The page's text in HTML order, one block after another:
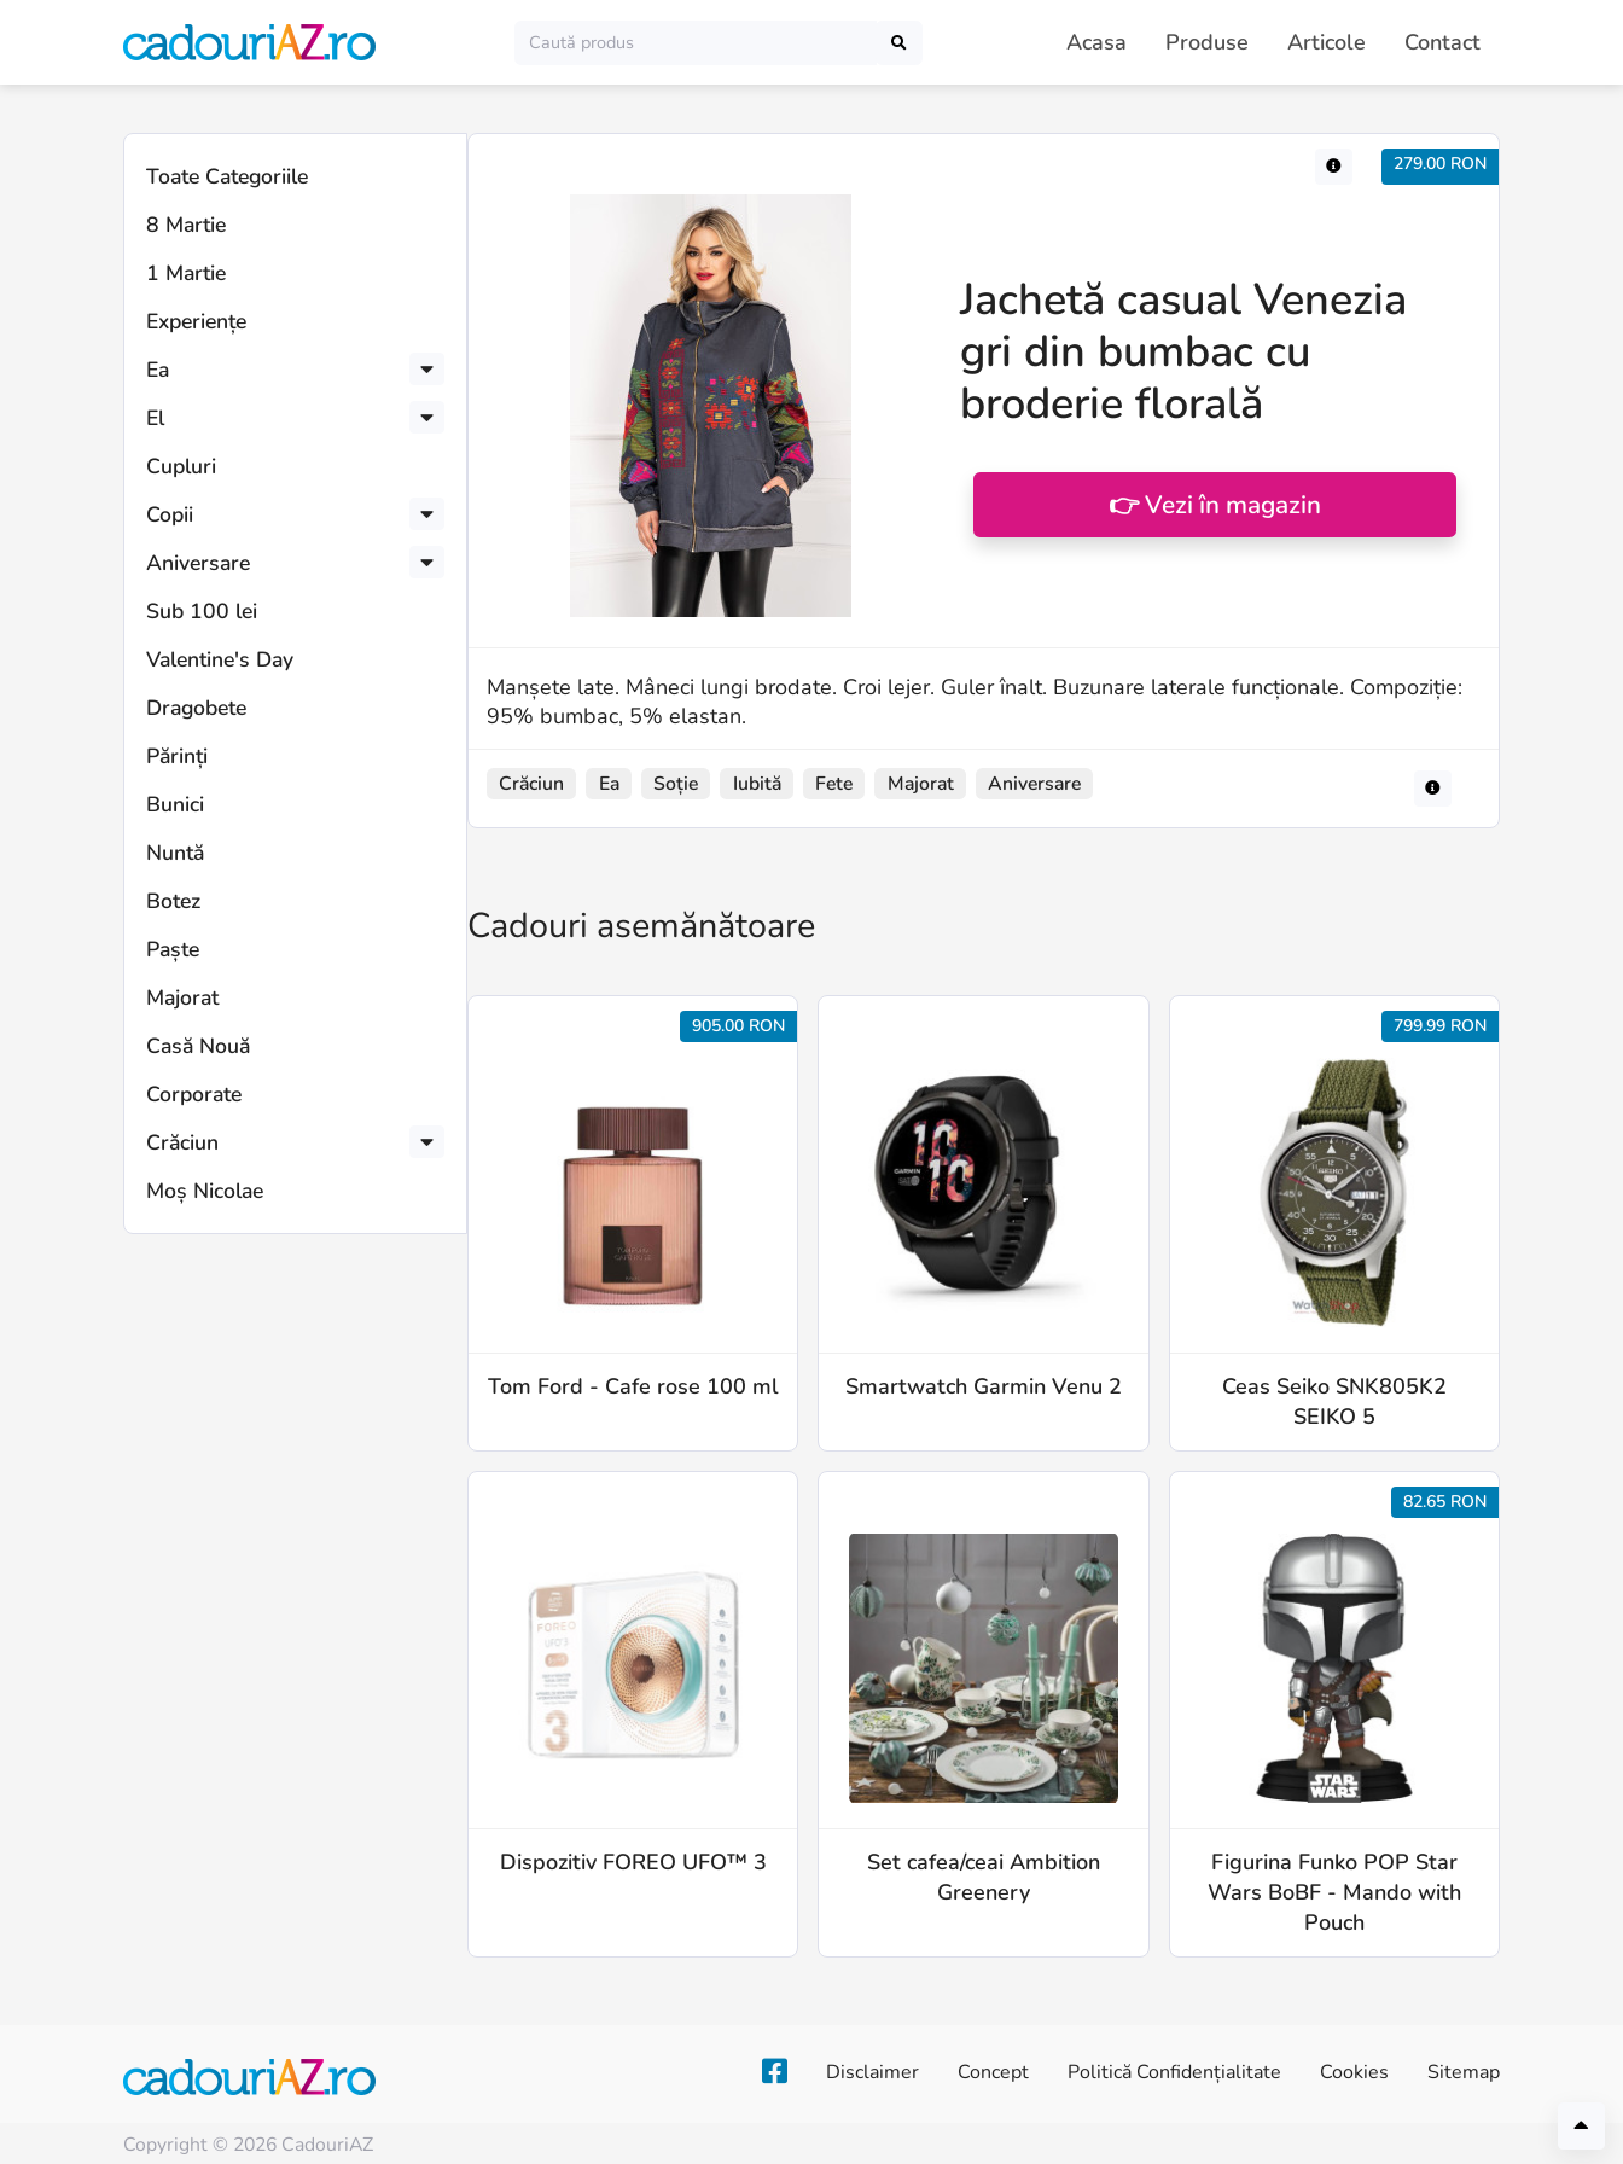
Acasa Produse Articole Contact
Toate Categoriile
8 Martie
1 Martie
Experiențe
Ea
El
Cupluri
Copii
Aniversare
Sub 100 lei
Valentine's Day
Dragobete
Părinți
Bunici
Nuntă
Botez
Paște
Majorat
Casă Nouă
Corporate
Crăciun
Moș Nicolae
279.00 RON
Jachetă casual Venezia
gri din bumbac cu
broderie florală
👉 Vezi în magazin
Manșete late. Mâneci lungi brodate. Croi lejer. Guler înalt. Buzunare laterale funcționale. Compoziție:
95% bumbac, 5% elastan.
Crăciun Ea Soție Iubită Fete Majorat Aniversare
Cadouri asemănătoare
905.00 RON
Tom Ford - Cafe rose 100 ml Smartwatch Garmin Venu 2
799.99 RON
Ceas Seiko SNK805K2
SEIKO 5
Dispozitiv FOREO UFO™ 3
Set cafea/ceai Ambition
Greenery
82.65 RON
Figurina Funko POP Star
Wars BoBF - Mando with
Pouch
Disclaimer Concept Politică Confidențialitate Cookies Sitemap
Copyright © 2026 CadouriAZ